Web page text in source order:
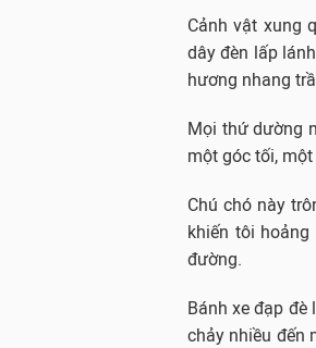
Cảnh vật xung
dây đèn lấp
hương nhang
Mọi thứ dường
một góc tối,
Chú chó này
khiến tôi
đường.
Bánh xe đạp đè
chảy nhiều đến